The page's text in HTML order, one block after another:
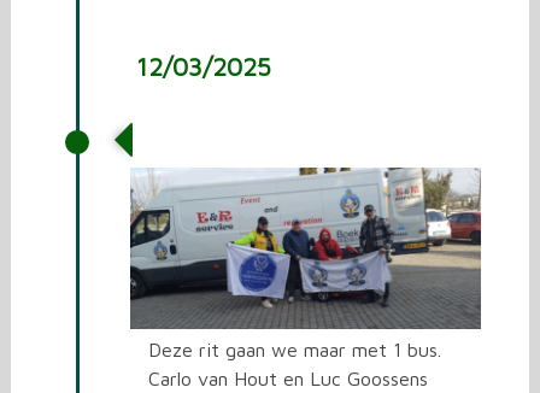
12/03/2025
Deze rit gaan we maar met 1 bus.
Carlo van Hout en Luc Goossens